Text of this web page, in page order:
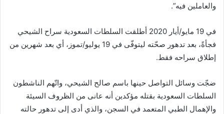
والعاملين فيه”.
في 19 مايو/أيار 2020 أطلقت السلطات السعودية سراح الشيحي
فجأةً، بعد تدهور صحّته ليتوفّى في 19 يوليو/تموز، أي بعد شهرين من
إطلاق سراحه فقط.
ضجّت وسائل التواصل حينها باسم صالح الشيحي، واتّهم الناشطون
السلطات السعودية بقتله مؤكدين أنه عانى من الظروف السيئة
والإهمال الطبي المتعمد في السجن، والذي أدى إلى تدهور حالته